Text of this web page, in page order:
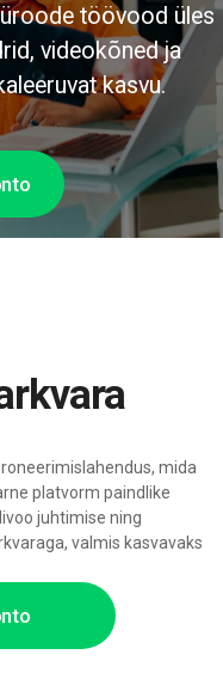
töövood üles
videokõned ja
kasvu.
mida
platvorm paindlike
juhtimise ning
valmis kasvavaks